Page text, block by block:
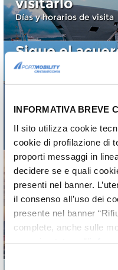
INFORMATIVA BREVE
Il sito utilizza cookie
cookie di profilazione di
proporti messaggi in
decidere se e quali
presenti nel banner.
il consenso all’uso dei
presente nel banner
complete, anche sulle
Días y horarios de visita
Sigue el
el Puerto de
Civitavecchia
tráfico
Lee la noticia
Puerto: llegan
Zonas
Regione Lazio
¡Resolución aprobada!